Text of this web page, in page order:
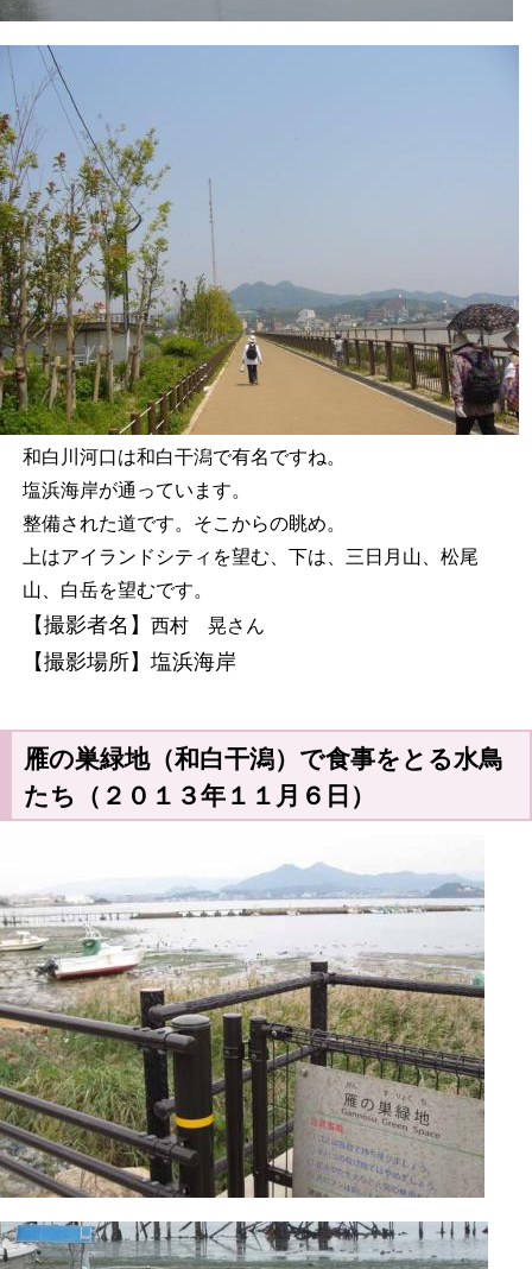
和白川河口は和白干潟で有名ですね。
塩浜海岸が通っています。
整備された道です。そこからの眺め。
上はアイランドシティを望む、下は、三日月山、松尾
山、白岳を望むです。
【撮影者名】 西村 晃さん
【撮影場所】塩浜海岸
雁の巣緑地（和白干潟）で食事をとる水鳥
たち（２０１３年１１月６日）